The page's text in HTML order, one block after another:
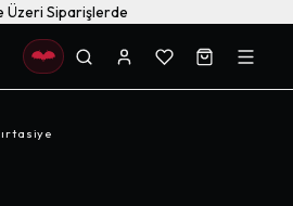
Siparişlerde